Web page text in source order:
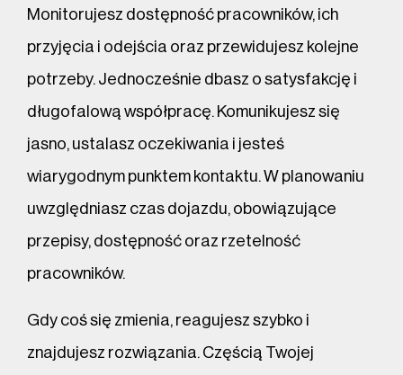
Monitorujesz dostępność pracowników, ich
przyjęcia i odejścia oraz przewidujesz kolejne
potrzeby. Jednocześnie dbasz o satysfakcję i
długofalową współpracę. Komunikujesz się
jasno, ustalasz oczekiwania i jesteś
wiarygodnym punktem kontaktu. W planowaniu
uwzględniasz czas dojazdu, obowiązujące
przepisy, dostępność oraz rzetelność
pracowników.
Gdy coś się zmienia, reagujesz szybko i
znajdujesz rozwiązania. Częścią Twojej